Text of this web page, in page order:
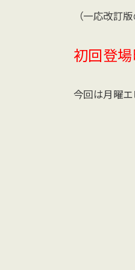
（一応改訂
初回登
今回は月曜エ